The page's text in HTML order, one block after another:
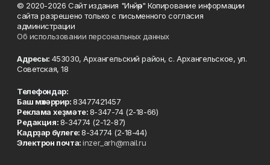
© 2020-2026 Сайт издания "Инйәр" Копирование информации
сайта разрешено только с письменного согласия
администрации
Об использовании персональных данных
Адресы: 453030, Архангельский район, с. Архангельское, ул.
Советская, 18
Телефондар:
Баш мөхәррир:83477421457
Реклама хеҙмәте:8-347-74 (2-18-66)
Редакция:8-34774 (2-12-87)
Кадрҙар бүлеге:8-34774 (2-18-44)
Электрон почта:inzer_arh@mail.ru